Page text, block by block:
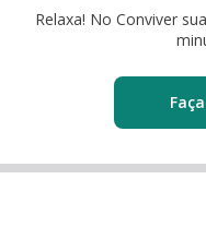
Relaxa! No Conviver